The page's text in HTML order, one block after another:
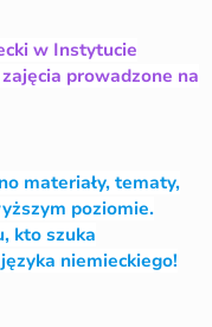
w Instytucie
prowadzone na
materiały, tematy,
poziomie.
kto szuka
niemieckiego!